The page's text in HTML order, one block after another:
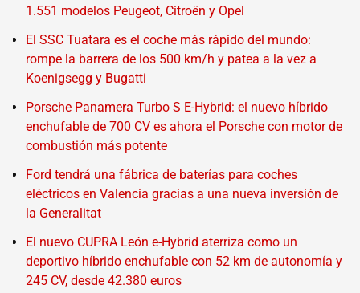
1.551 modelos Peugeot, Citroën y Opel
El SSC Tuatara es el coche más rápido del mundo:
rompe la barrera de los 500 km/h y patea a la vez a
Koenigsegg y Bugatti
Porsche Panamera Turbo S E-Hybrid: el nuevo híbrido
enchufable de 700 CV es ahora el Porsche con motor de
combustión más potente
Ford tendrá una fábrica de baterías para coches
eléctricos en Valencia gracias a una nueva inversión de
la Generalitat
El nuevo CUPRA León e-Hybrid aterriza como un
deportivo híbrido enchufable con 52 km de autonomía y
245 CV, desde 42.380 euros